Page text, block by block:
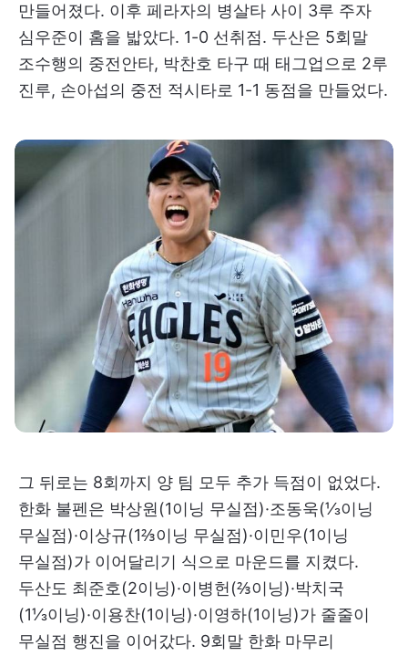
만들어졌다. 이후 페라자의 병살타 사이 3루 주자
심우준이 홈을 밟았다. 1-0 선취점. 두산은 5회말
조수행의 중전안타, 박찬호 타구 때 태그업으로 2루
진루, 손아섭의 중전 적시타로 1-1 동점을 만들었다.
그 뒤로는 8회까지 양 팀 모두 추가 득점이 없었다.
한화 불펜은 박상원(1이닝 무실점)·조동욱(⅓이닝
무실점)·이상규(1⅔이닝 무실점)·이민우(1이닝
무실점)가 이어달리기 식으로 마운드를 지켰다.
두산도 최준호(2이닝)·이병헌(⅔이닝)·박치국
(1⅓이닝)·이용찬(1이닝)·이영하(1이닝)가 줄줄이
무실점 행진을 이어갔다. 9회말 한화 마무리